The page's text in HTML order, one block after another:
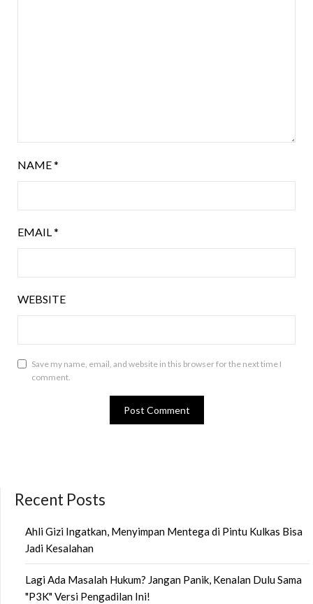
NAME*
EMAIL*
WEBSITE
Save my name, email, and website in this browser for the next time I
comment.
Recent Posts
Ahli Gizi Ingatkan, Menyimpan Mentega di Pintu Kulkas Bisa
Jadi Kesalahan
Lagi Ada Masalah Hukum? Jangan Panik, Kenalan Dulu Sama
"P3K" Versi Pengadilan Ini!